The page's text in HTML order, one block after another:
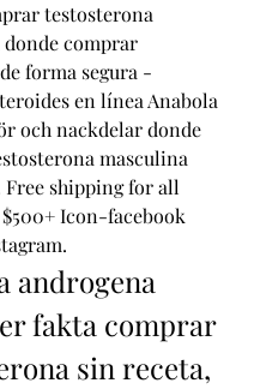
testosterona
comprar
forma segura -
en línea Anabola
och nackdelar donde
masculina
shipping for all
Icon-facebook
androgena
fakta comprar
sin receta,